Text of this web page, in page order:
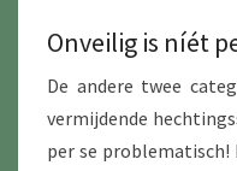
Onveilig is níét
De andere twee
vermijdende
per se problematisch!